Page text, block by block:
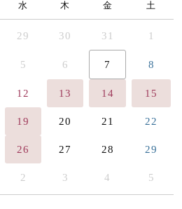
水 木 金 土
29 30 31 1
5 6 7 8
12 13 14 15
19 20 21 22
26 27 28 29
2 3 4 5